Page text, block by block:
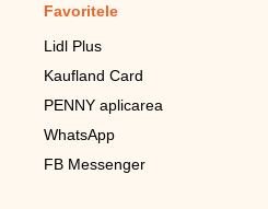
Favoritele
Lidl Plus
Kaufland Card
PENNY aplicarea
WhatsApp
FB Messenger